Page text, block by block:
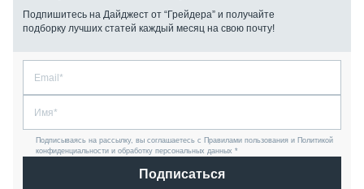
Подпишитесь на Дайджест от “Грейдера” и получайте
подборку лучших статей каждый месяц на свою почту!
Подписываясь на рассылку, вы соглашаетесь с Правилами пользования и Политикой
конфиденциальности и обработку персональных данных *
Подписаться